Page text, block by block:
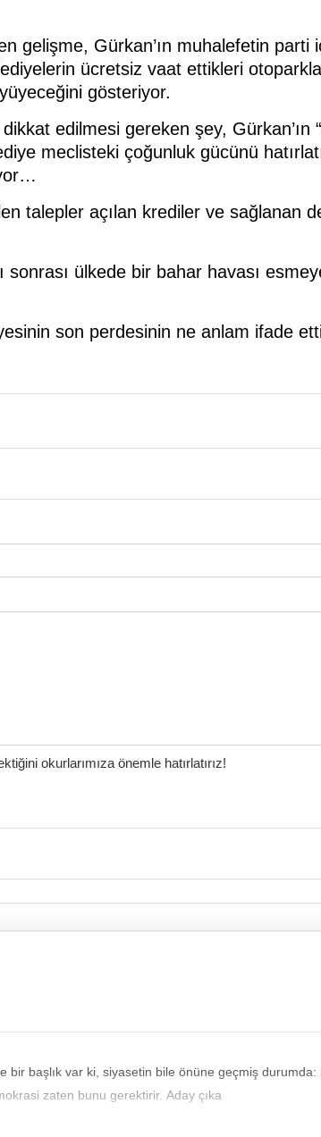
gelişme, Gürkan’ın muhalefetin
ücretsiz vaat ettikleri
gösteriyor.
edilmesi gereken şey,
meclisteki çoğunluk gücünü
talepler açılan krediler ve sağlanan
ülkede bir bahar havası
son perdesinin ne anlam ifade
okurlarımıza önemle hatırlatırız!
önüne geçmiş durumda: BTSO seçimleri. Mevcut Başkan İbrahim Burkay'ın
zaten bunu gerektirir. Aday çıka